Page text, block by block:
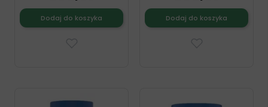
Dodaj do koszyka Dodaj do koszyka